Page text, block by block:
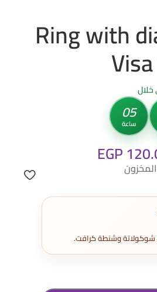
Ring with
05
ساعة
EGP